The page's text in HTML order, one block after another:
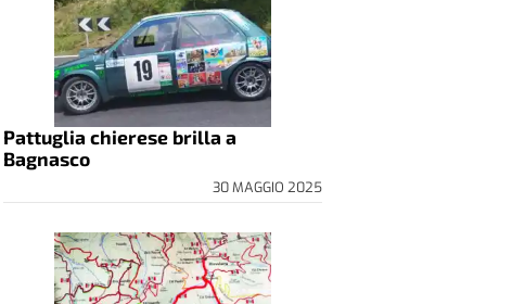
Pattuglia chierese brilla a
Bagnasco
30 MAGGIO 2025